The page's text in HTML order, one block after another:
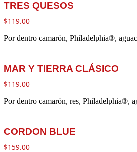
TRES QUESOS
$119.00
Por dentro camarón, Philadelphia®,
MAR Y TIERRA CLÁSICO
$119.00
Por dentro camarón, res, Philadelphia®,
CORDON BLUE
$159.00